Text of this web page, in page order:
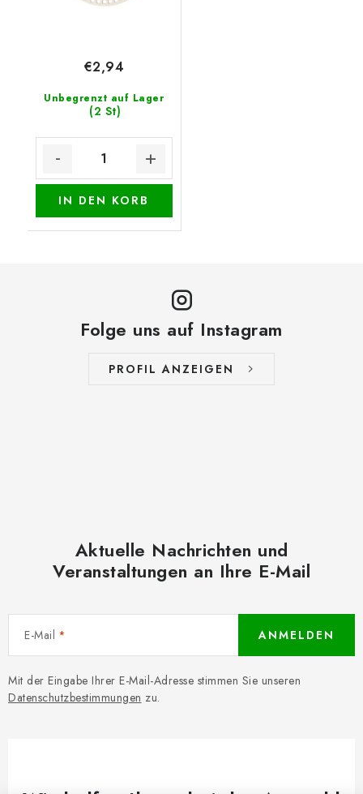
Unbegrenzt auf Lager
(2 St)
€2,94
IN DEN KORB
Folge uns auf Instagram
PROFIL ANZEIGEN
Aktuelle Nachrichten und
Veranstaltungen an Ihre E-Mail
E-Mail
Mit der Eingabe Ihrer E-Mail-Adresse stimmen Sie unseren
Datenschutzbestimmungen zu.
ANMELDEN